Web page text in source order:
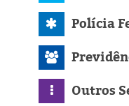
Polícia
Outros